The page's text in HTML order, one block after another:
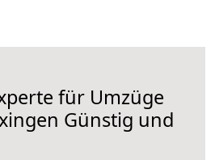
für Umzüge
Günstig und